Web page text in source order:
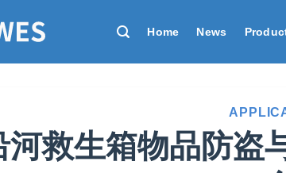
Home News
河救生箱物品防盗